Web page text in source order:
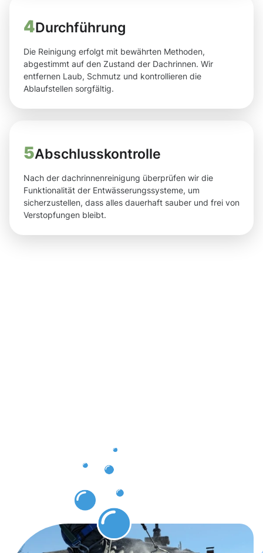
4Durchführung
Die Reinigung erfolgt mit bewährten Methoden,
abgestimmt auf den Zustand der Dachrinnen. Wir
entfernen Laub, Schmutz und kontrollieren die
Ablaufstellen sorgfältig.
5Abschlusskontrolle
Nach der dachrinnenreinigung überprüfen wir die
Funktionalität der Entwässerungssysteme, um
sicherzustellen, dass alles dauerhaft sauber und frei von
Verstopfungen bleibt.